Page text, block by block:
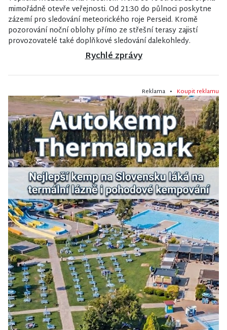
mimořádně otevře veřejnosti. Od 21:30 do půlnoci poskytne
zázemí pro sledování meteorického roje Perseid. Kromě
pozorování noční oblohy přímo ze střešní terasy zajistí
provozovatelé také doplňkové sledování dalekohledy.
Rychlé zprávy
Reklama • Koupit reklamu